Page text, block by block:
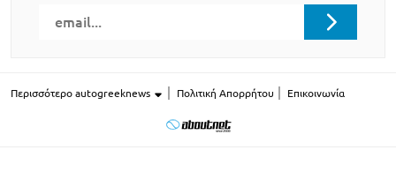
Περισσότερο autogreeknews Πολιτική Απορρήτου Επικοινωνία